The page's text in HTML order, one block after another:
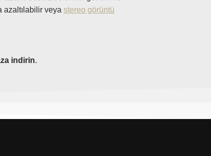
azaltılabilir veya stereo görüntü
indirin.